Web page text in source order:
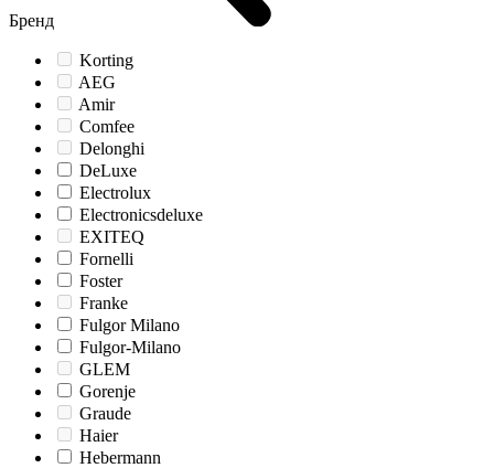
Бренд
Korting
AEG
Amir
Comfee
Delonghi
DeLuxe
Electrolux
Electronicsdeluxe
EXITEQ
Fornelli
Foster
Franke
Fulgor Milano
Fulgor-Milano
GLEM
Gorenje
Graude
Haier
Hebermann